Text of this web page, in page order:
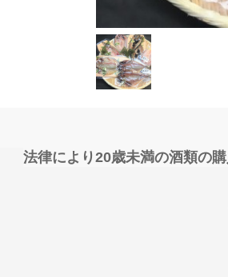
法律により20歳未満の酒類の